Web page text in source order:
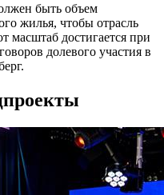
быть объем
жилья, чтобы отрасль
масштаб достигается при
долевого участия в